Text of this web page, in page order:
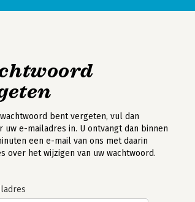
bent vergeten, vul dan
uw e-mailadres in. U ontvangt dan binnen
een e-mail van ons met daarin
over het wijzigen van uw wachtwoord.